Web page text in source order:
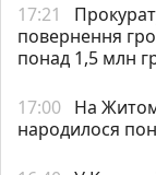
17:21
повернення
понад 1,5 млн
17:00 На
народилося